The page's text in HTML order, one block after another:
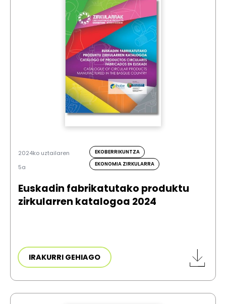
2024ko uztailaren
5a
EKOBERRIKUNTZA
EKONOMIA ZIRKULARRA
Euskadin fabrikatutako produktu
zirkularren katalogoa 2024
IRAKURRI GEHIAGO